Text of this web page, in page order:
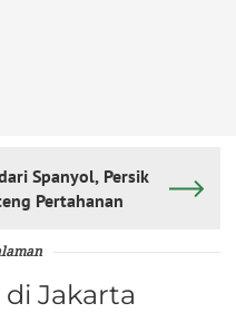
Spanyol, Persik
Pertahanan
Jakarta